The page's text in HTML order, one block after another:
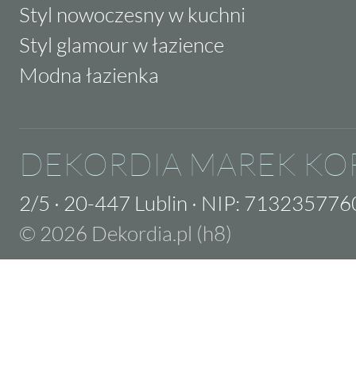
Styl nowoczesny w kuchni
Styl glamour w łazience
Modna łazienka
DEKORDIA MAREK
2/5 · 20-447 Lublin · NIP:
© 2026 Dekordia.pl (h8)